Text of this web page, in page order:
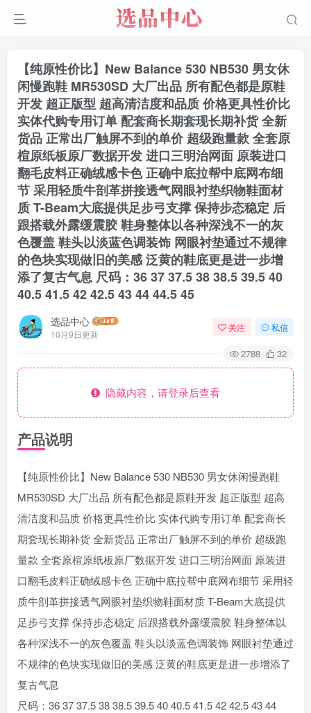
【纯原性价比】New Balance 530 NB530 男女休
闲慢跑鞋 MR530SD 大厂出品 所有配色都是原鞋
开发 超正版型 超高清洁度和品质 价格更具性价比
实体代购专用订单 配套商长期套现长期补货 全新
货品 正常出厂触屏不到的单价 超级跑量款 全套原
楦原纸板原厂数据开发 进口三明治网面 原装进口
翻毛皮料正确绒感卡色 正确中底拉帮中底网布细
节 采用轻质牛剖革拼接透气网眼衬垫织物鞋面材
质 T-Beam大底提供足步弓支撑 保持步态稳定 后
跟搭载外露缓震胶 鞋身整体以各种深浅不一的灰
色覆盖 鞋头以淡蓝色调装饰 网眼衬垫通过不规律
的色块实现做旧的美感 泛黄的鞋底更是进一步增
添了复古气息 尺码：36 37 37.5 38 38.5 39.5 40
40.5 41.5 42 42.5 43 44 44.5 45
选品中心
10月9日更新
关注 私信
2788 32
隐藏内容，请登录后查看
产品说明
【纯原性价比】New Balance 530 NB530 男女休闲慢跑鞋
MR530SD 大厂出品 所有配色都是原鞋开发 超正版型 超高
清洁度和品质 价格更具性价比 实体代购专用订单 配套商长
期套现长期补货 全新货品 正常出厂触屏不到的单价 超级跑
量款 全套原楦原纸板原厂数据开发 进口三明治网面 原装进
口翻毛皮料正确绒感卡色 正确中底拉帮中底网布细节 采用轻
质牛剖革拼接透气网眼衬垫织物鞋面材质 T-Beam大底提供
足步弓支撑 保持步态稳定 后跟搭载外露缓震胶 鞋身整体以
各种深浅不一的灰色覆盖 鞋头以淡蓝色调装饰 网眼衬垫通过
不规律的色块实现做旧的美感 泛黄的鞋底更是进一步增添了
复古气息
尺码：36 37 37.5 38 38.5 39.5 40 40.5 41.5 42 42.5 43 44